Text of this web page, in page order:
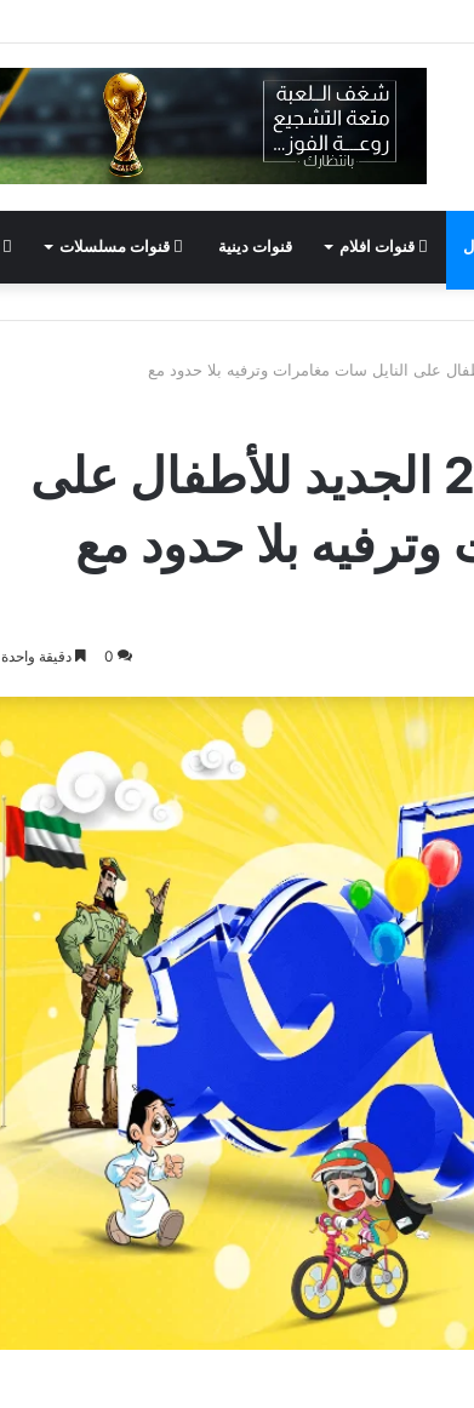
قنوات افلام قنوات دينية قنوات مسلسلات
تردد قناة ماجد 2026 الجديد للأطفال على
بلا حدود مع
0 دقيقة واحدة